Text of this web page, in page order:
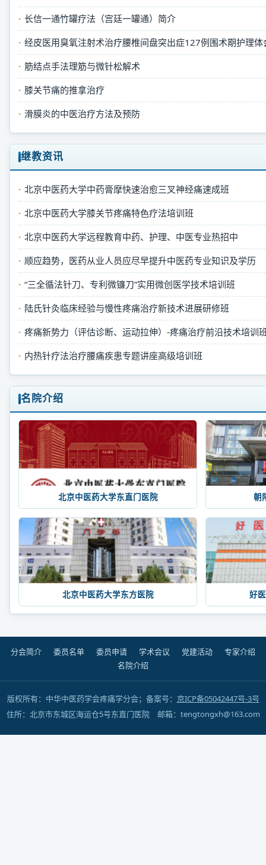
长信一通竹罐疗法（宫廷一罐通）简介
经皮医用臭氧注射术治疗腰椎间盘突出症127例围术期护理体
筋结点手法理筋与微针松解术
膝关节痛的推拿治疗
滑膜炎的中医治疗方法及预防
继教资讯
北京中医药大学中药膏摩快速治愈三叉神经痛速成班
北京中医药大学膝关节疼痛特色疗法培训班
北京中医药大学远程教育中药、护理、中医专业热招中
顺应趋势，医药从业人员应尽早提升中医药专业知识及学历
“三全循法针刀、专利微镰刀”实用微创医学技术培训班
陆氏针灸临床经验与慢性疼痛治疗新技术进展研修班
疼痛新势力（评估诊断、运动拉伸）-疼痛治疗前沿技术培训
内热针疗法治疗腰痛疾患专题讲座高级培训班
名院介绍
北京中医药大学东直门医院 朝
北京中医药大学东方医院 好
分会简介 委员名单 委员申请 学术会议 党建活动
专家介绍
名院介绍
版权所有：中华中医药学会疼痛学分会；备案号： 京ICP备05042447号-3号
住所：北京市东城区海运仓5号东直门医院 邮箱：tengtongxh@163.com